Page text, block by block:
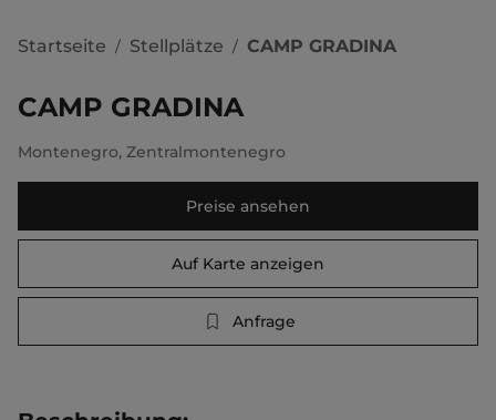
Startseite / Stellplätze / CAMP GRADINA
CAMP GRADINA
Montenegro, Zentralmontenegro
Preise ansehen
Auf Karte anzeigen
Anfrage